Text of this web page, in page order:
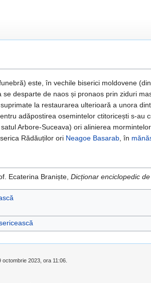
este, în vechile biserici moldovene
se desparte de naos și pronaos prin ziduri
la restaurarea ulterioară a unora
adăpostirea osemintelor ctitoricești s-
Arbore-Suceava) ori alinierea
Rădăuților ori Neagoe Basarab, în
Ecaterina Braniște,Dicționar enciclopedic
2023, ora 11:06.